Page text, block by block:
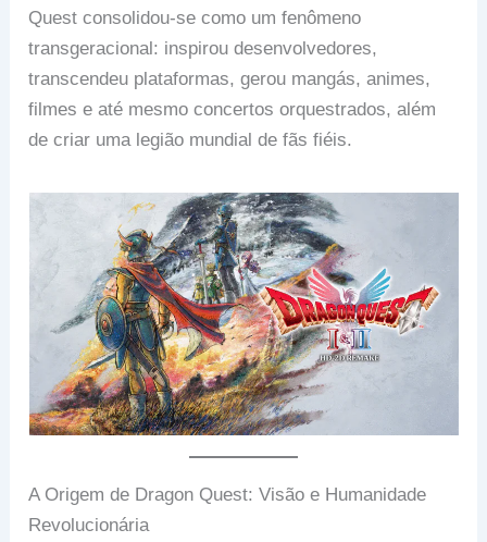
Quest consolidou-se como um fenômeno
transgeracional: inspirou desenvolvedores,
transcendeu plataformas, gerou mangás, animes,
filmes e até mesmo concertos orquestrados, além
de criar uma legião mundial de fãs fiéis.
A Origem de Dragon Quest: Visão e Humanidade
Revolucionária